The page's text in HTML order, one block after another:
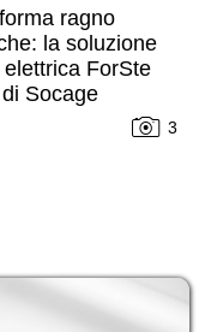
ragno
la soluzione
elettrica ForSte
Socage
3